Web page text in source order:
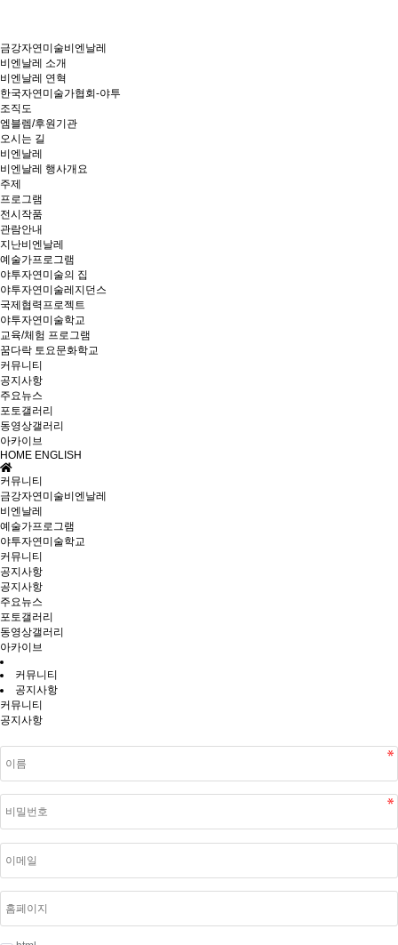
금강자연미술비엔날레
비엔날레 소개
비엔날레 연혁
한국자연미술가협회-야투
조직도
엠블렘/후원기관
오시는 길
비엔날레
비엔날레 행사개요
주제
프로그램
전시작품
관람안내
지난비엔날레
예술가프로그램
야투자연미술의 집
야투자연미술레지던스
국제협력프로젝트
야투자연미술학교
교육/체험 프로그램
꿈다락 토요문화학교
커뮤니티
공지사항
주요뉴스
포토갤러리
동영상갤러리
아카이브
HOME ENGLISH
커뮤니티
금강자연미술비엔날레
비엔날레
예술가프로그램
야투자연미술학교
커뮤니티
공지사항
공지사항
주요뉴스
포토갤러리
동영상갤러리
아카이브
커뮤니티
공지사항
커뮤니티
공지사항